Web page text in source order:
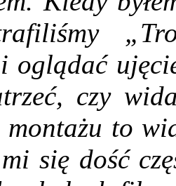
oglądać
czy
montażu to
się dość